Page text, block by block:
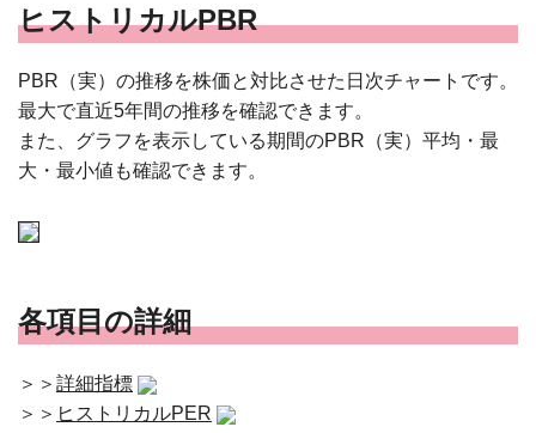
ヒストリカルPBR
PBR（実）の推移を株価と対比させた日次チャートです。
最大で直近5年間の推移を確認できます。
また、グラフを表示している期間のPBR（実）平均・最
大・最小値も確認できます。
各項目の詳細
＞＞ 詳細指標
＞＞ ヒストリカルPER